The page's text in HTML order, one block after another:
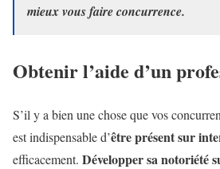
mieux vous faire concurrence.
Obtenir l’aide d’un
S’il y a bien une chose que vos
est indispensable d’être présent sur
efficacement. Développer sa notoriété